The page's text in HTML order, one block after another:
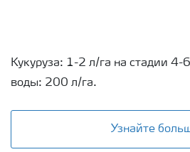
Кукуруза: 1-2 л/га на стадии 4-
воды: 200 л/га.
Узнайте